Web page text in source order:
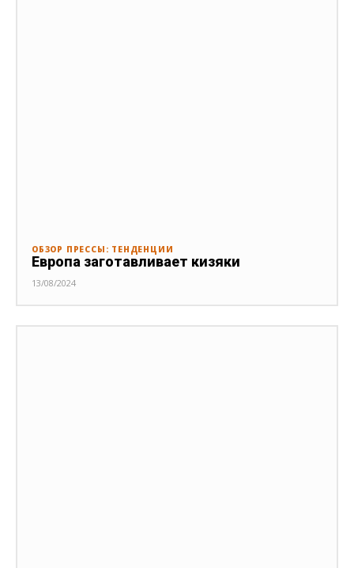
ОБЗОР ПРЕССЫ: ТЕНДЕНЦИИ
Европа заготавливает кизяки
13/08/2024